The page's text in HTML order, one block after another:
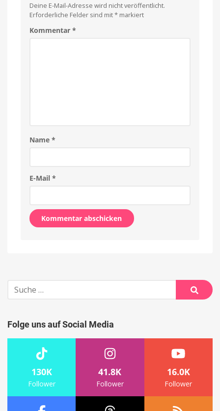
Deine E-Mail-Adresse wird nicht veröffentlicht.
Erforderliche Felder sind mit* markiert
Kommentar *
Name *
E-Mail *
Suche
nach:
Suche
Folge uns auf Social Media
130K
Follower
41.8K
Follower
16.0K
Follower